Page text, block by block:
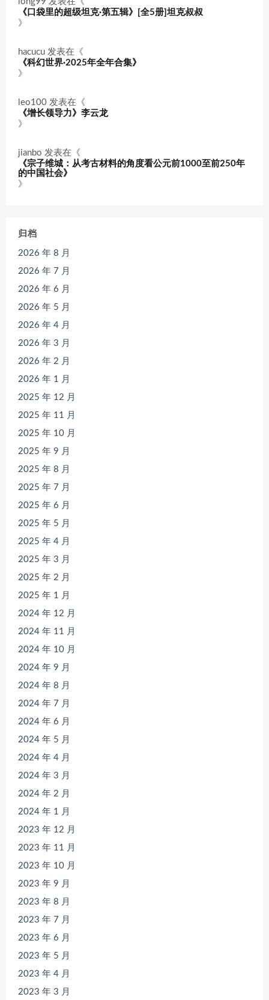
《口袋里的超级坦克·第五辑》[全5册]坦克叔叔
》
hacucu 发表在《
《科幻世界·2025年全年合集》
》
leo100 发表在《
《增长领导力》李云龙
》
jianbo 发表在《
《宗子维城：从考古材料的角度看公元前1000至前250年
的中国社会》
》
归档
2026 年 8 月
2026 年 7 月
2026 年 6 月
2026 年 5 月
2026 年 4 月
2026 年 3 月
2026 年 2 月
2026 年 1 月
2025 年 12 月
2025 年 11 月
2025 年 10 月
2025 年 9 月
2025 年 8 月
2025 年 7 月
2025 年 6 月
2025 年 5 月
2025 年 4 月
2025 年 3 月
2025 年 2 月
2025 年 1 月
2024 年 12 月
2024 年 11 月
2024 年 10 月
2024 年 9 月
2024 年 8 月
2024 年 7 月
2024 年 6 月
2024 年 5 月
2024 年 4 月
2024 年 3 月
2024 年 2 月
2024 年 1 月
2023 年 12 月
2023 年 11 月
2023 年 10 月
2023 年 9 月
2023 年 8 月
2023 年 7 月
2023 年 6 月
2023 年 5 月
2023 年 4 月
2023 年 3 月